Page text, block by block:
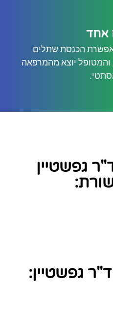
אחד
הכנסת שתלים
יוצא מהמרפאה
גפשטיין
גפשטיין: